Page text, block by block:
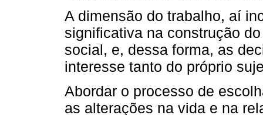
A dimensão do trabalho, aí
significativa na construção
social, e, dessa forma, as
interesse tanto do próprio
Abordar o processo de
as alterações na vida e na